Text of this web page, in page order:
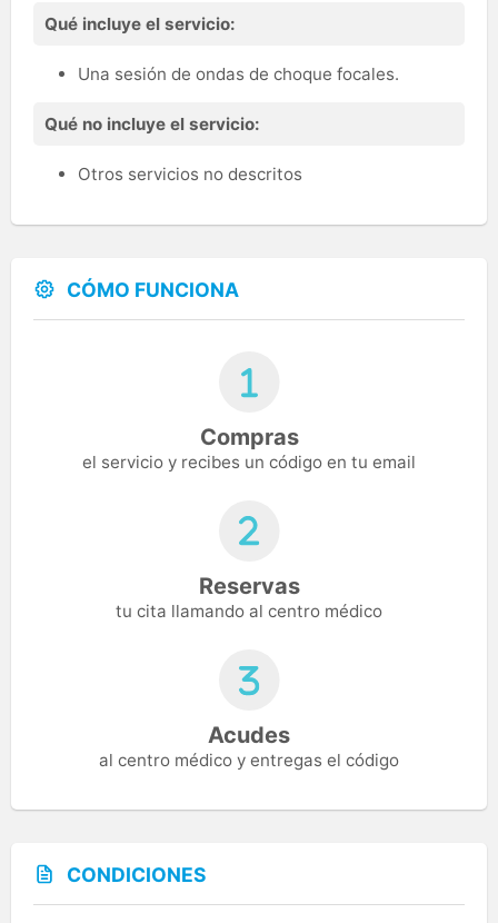
Qué incluye el servicio:
Una sesión de ondas de choque focales.
Qué no incluye el servicio:
Otros servicios no descritos
CÓMO FUNCIONA
Compras
el servicio y recibes un código en tu email
Reservas
tu cita llamando al centro médico
Acudes
al centro médico y entregas el código
CONDICIONES